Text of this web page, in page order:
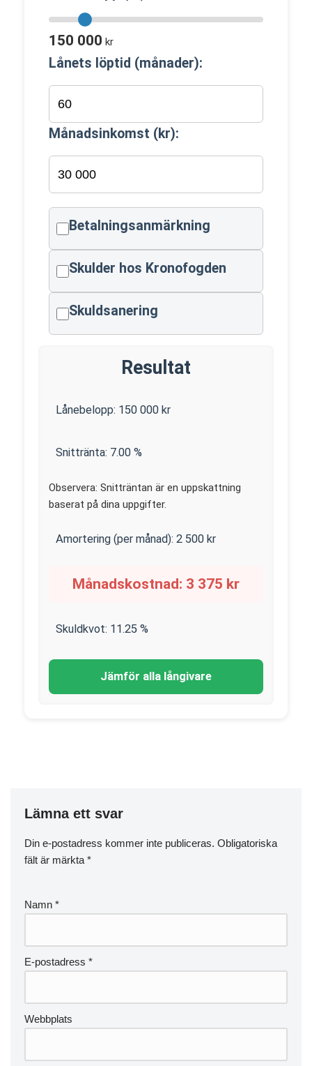
150 000 kr
Lånets löptid (månader):
Månadsinkomst (kr):
Betalningsanmärkning
Skulder hos Kronofogden
Skuldsanering
Resultat
Lånebelopp: 150 000 kr
Snittränta: 7.00 %
Observera: Snitträntan är en uppskattning
baserat på dina uppgifter.
Amortering (per månad): 2 500 kr
Månadskostnad: 3 375 kr
Skuldkvot: 11.25 %
Jämför alla långivare
Lämna ett svar
Din e-postadress kommer inte publiceras. Obligatoriska
fält är märkta *
Namn *
E-postadress *
Webbplats